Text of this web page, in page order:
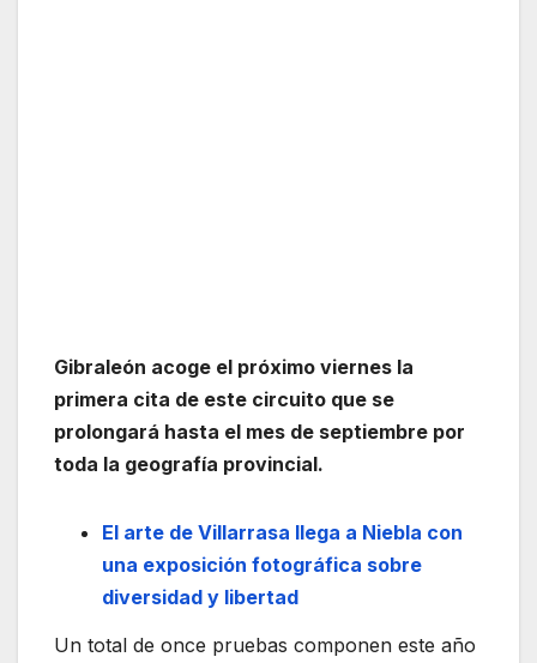
Gibraleón acoge el próximo viernes la
primera cita de este circuito que se
prolongará hasta el mes de septiembre por
toda la geografía provincial.
El arte de Villarrasa llega a Niebla con
una exposición fotográfica sobre
diversidad y libertad
Un total de once pruebas componen este año